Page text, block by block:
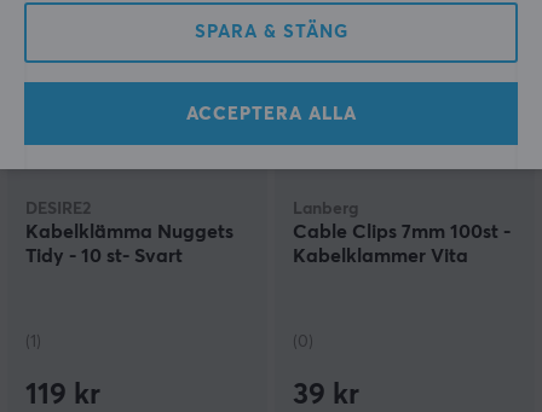
DESIRE2
Kabelklämma Nuggets
Tidy - 10 st- Svart
(1)
119 kr
Lanberg
Cable Clips 7mm 100st -
Kabelklammer Vita
(0)
39 kr
SPARA & STÄNG
ACCEPTERA ALLA